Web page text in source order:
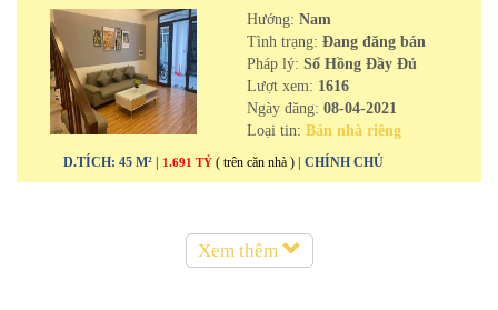
Hướng: Nam
Tình trạng: Đang đăng bán
Pháp lý: Sổ Hồng Đầy Đủ
Lượt xem: 1616
Ngày đăng: 08-04-2021
Loại tin: Bán nhà riêng
D.TÍCH: 45 M² | 1.691 TỶ ( trên căn nhà ) | CHÍNH CHỦ
Xem thêm